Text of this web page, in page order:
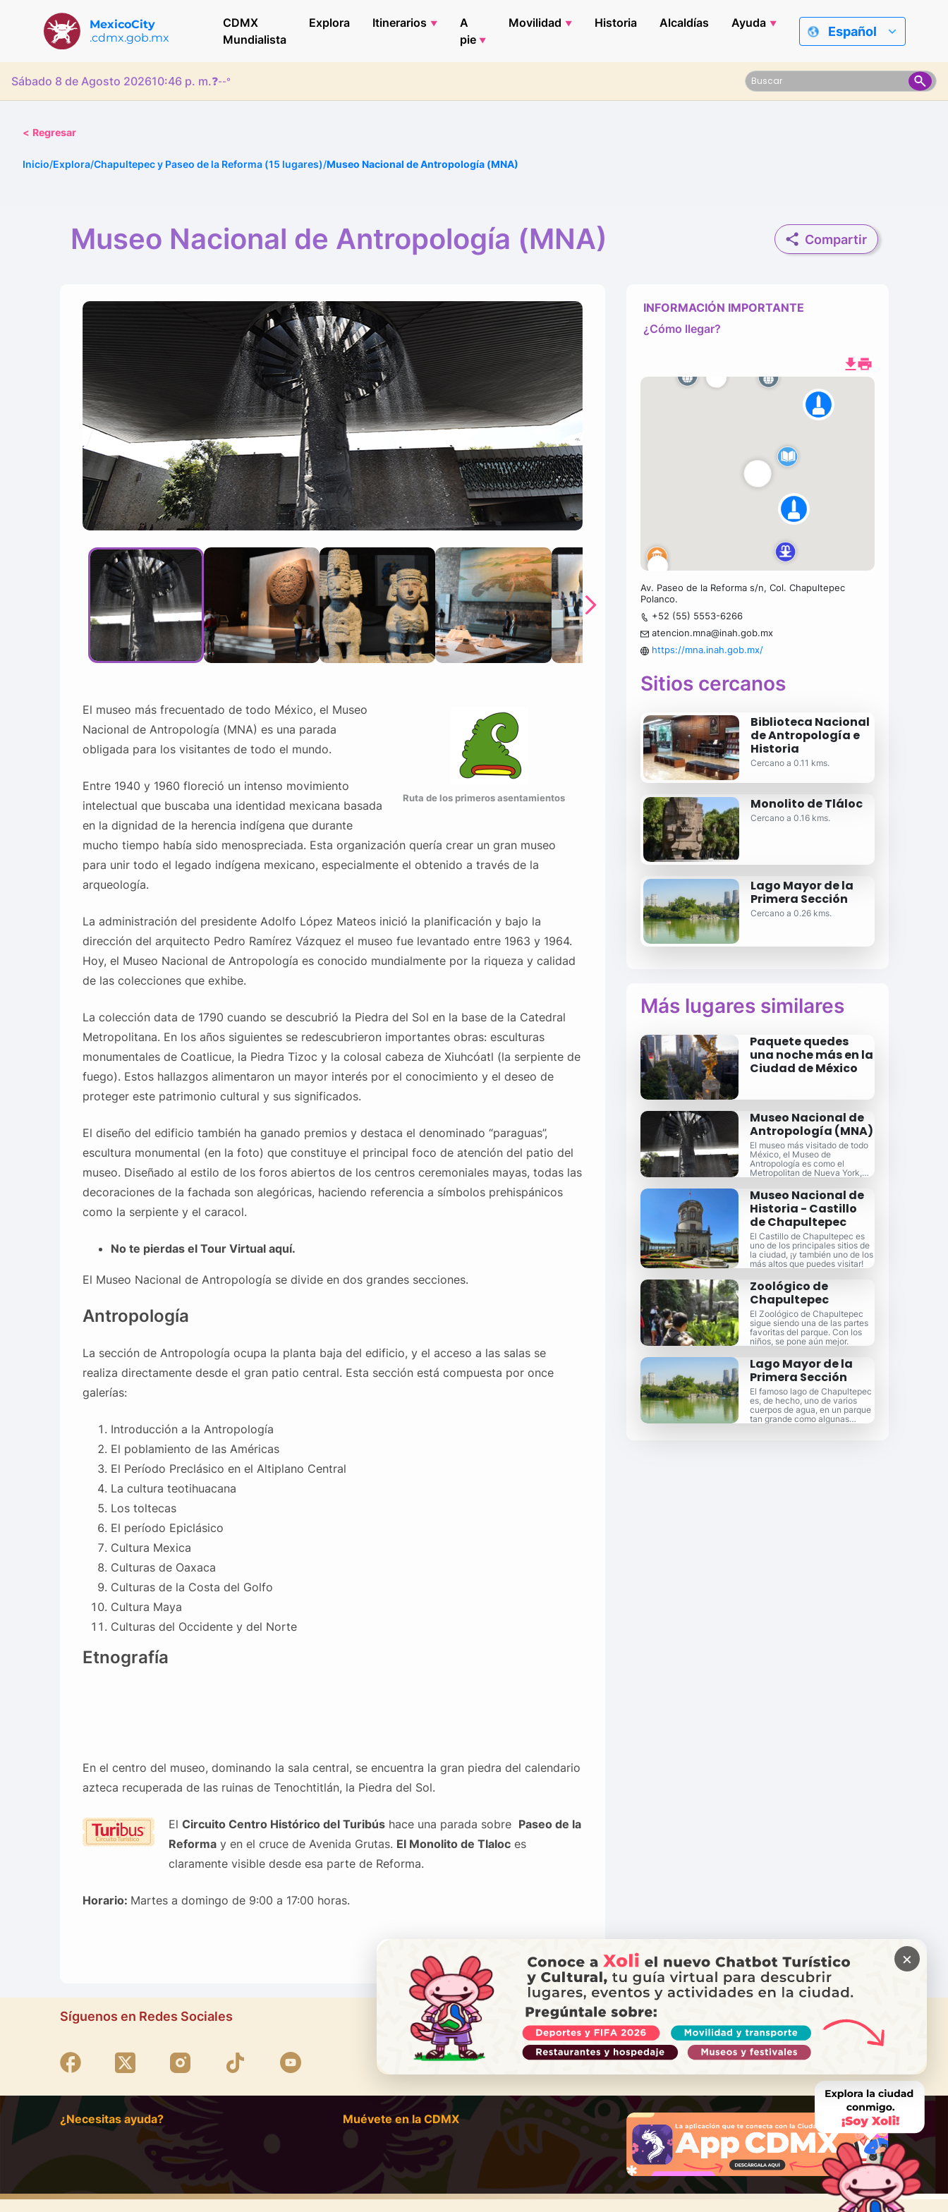
MexicoCity
.cdmx.gob.mx
CDMX
Mundialista
Explora Itinerarios
A
pie
Movilidad Historia Alcaldías Ayuda
Español
Sábado 8 de Agosto 202610:46 p. m.❓--°
< Regresar
Inicio/Explora/Chapultepec y Paseo de la Reforma (15 lugares)/Museo Nacional de Antropología (MNA)
Museo Nacional de Antropología (MNA) Compartir
Ruta de los primeros asentamientos
El museo más frecuentado de todo México, el Museo
Nacional de Antropología (MNA) es una parada
obligada para los visitantes de todo el mundo.
Entre 1940 y 1960 floreció un intenso movimiento
intelectual que buscaba una identidad mexicana basada
en la dignidad de la herencia indígena que durante
mucho tiempo había sido menospreciada. Esta organización quería crear un gran museo
para unir todo el legado indígena mexicano, especialmente el obtenido a través de la
arqueología.
La administración del presidente Adolfo López Mateos inició la planificación y bajo la
dirección del arquitecto Pedro Ramírez Vázquez el museo fue levantado entre 1963 y 1964.
Hoy, el Museo Nacional de Antropología es conocido mundialmente por la riqueza y calidad
de las colecciones que exhibe.
La colección data de 1790 cuando se descubrió la Piedra del Sol en la base de la Catedral
Metropolitana. En los años siguientes se redescubrieron importantes obras: esculturas
monumentales de Coatlicue, la Piedra Tizoc y la colosal cabeza de Xiuhcóatl (la serpiente de
fuego). Estos hallazgos alimentaron un mayor interés por el conocimiento y el deseo de
proteger este patrimonio cultural y sus significados.
El diseño del edificio también ha ganado premios y destaca el denominado “paraguas”,
escultura monumental (en la foto) que constituye el principal foco de atención del patio del
museo. Diseñado al estilo de los foros abiertos de los centros ceremoniales mayas, todas las
decoraciones de la fachada son alegóricas, haciendo referencia a símbolos prehispánicos
como la serpiente y el caracol.
No te pierdas el Tour Virtual aquí.
El Museo Nacional de Antropología se divide en dos grandes secciones.
Antropología
La sección de Antropología ocupa la planta baja del edificio, y el acceso a las salas se
realiza directamente desde el gran patio central. Esta sección está compuesta por once
galerías:
Introducción a la Antropología
El poblamiento de las Américas
El Período Preclásico en el Altiplano Central
La cultura teotihuacana
Los toltecas
El período Epiclásico
Cultura Mexica
Culturas de Oaxaca
Culturas de la Costa del Golfo
Cultura Maya
Culturas del Occidente y del Norte
Etnografía
En el centro del museo, dominando la sala central, se encuentra la gran piedra del calendario
azteca recuperada de las ruinas de Tenochtitlán, la Piedra del Sol.
El Circuito Centro Histórico del Turibúshace una parada sobre Paseo de la
Reformay en el cruce de Avenida Grutas. El Monolito de Tlaloces
claramente visible desde esa parte de Reforma.
Horario: Martes a domingo de 9:00 a 17:00 horas.
INFORMACIÓN IMPORTANTE
¿Cómo llegar?
Av. Paseo de la Reforma s/n, Col. Chapultepec
Polanco.
+52 (55) 5553-6266
atencion.mna@inah.gob.mx
https://mna.inah.gob.mx/
Sitios cercanos
Biblioteca Nacional
de Antropología e
Historia
Cercano a 0.11 kms.
Monolito de Tláloc
Cercano a 0.16 kms.
Lago Mayor de la
Primera Sección
Cercano a 0.26 kms.
Más lugares similares
Paquete quedes
una noche más en la
Ciudad de México
Museo Nacional de
Antropología (MNA)
El museo más visitado de todo
México, el Museo de
Antropología es como el
Metropolitan de Nueva York,
Museo Nacional de
Historia - Castillo
de Chapultepec
El Castillo de Chapultepec es
uno de los principales sitios de
la ciudad, ¡y también uno de los
más altos que puedes visitar!
Zoológico de
Chapultepec
El Zoológico de Chapultepec
sigue siendo una de las partes
favoritas del parque. Con los
niños, se pone aún mejor.
Lago Mayor de la
Primera Sección
El famoso lago de Chapultepec
es, de hecho, uno de varios
cuerpos de agua, en un parque
tan grande como algunas
Síguenos en Redes Sociales
¿NECESITAS AYUDA?
Llama a Locatel
¿Necesitas ayuda? Muévete en la CDMX
×